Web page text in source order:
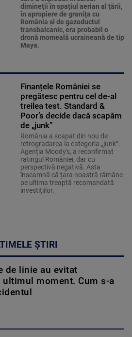
dimineţii în spaţiul aerian al ţării,
în apropiere de graniţa cu
România şi de gazoductul
transbalcanic, era probabil o
dronă momeală ucraineană de tip
Maya.
Finanțele României se
pregătesc pentru cel de-al
treilea test. Standard &
Poor’s decide dacă scapăm
de „junk”
România a scapat din nou de
retrogradarea la categoria „junk”.
Agenția Moody's, a reconfirmat
ratingul României, dar cu
perspectivă negativă. Asta
înseamnă că țara noastră rămâne
pe ultima treaptă recomandată
investițiilor.
ȘTIRI
de linie au evitat
moment. Cum s-a